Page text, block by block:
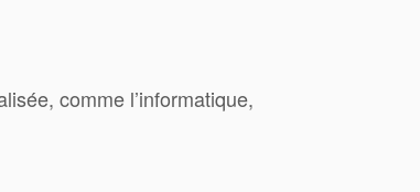
comme l’informatique,